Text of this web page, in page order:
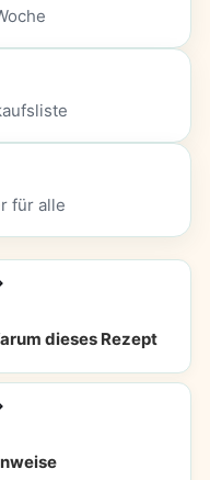
für alle
dieses Rezept